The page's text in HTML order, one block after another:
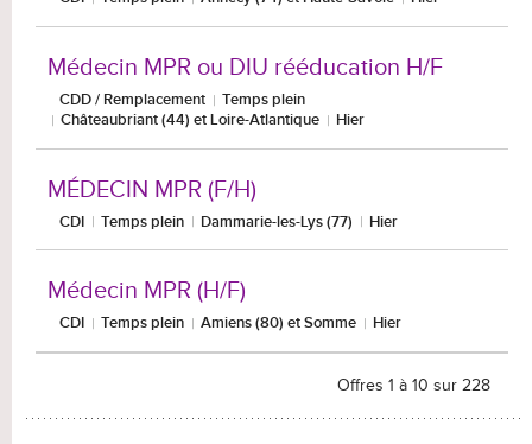
Médecin MPR ou DIU rééducation H/F
CDD / Remplacement
Temps plein
Châteaubriant (44) et Loire-Atlantique
Hier
MÉDECIN MPR (F/H)
CDI Temps plein Dammarie-les-Lys (77) Hier
Médecin MPR (H/F)
CDI Temps plein Amiens (80) et Somme Hier
Offres 1 à 10 sur 228